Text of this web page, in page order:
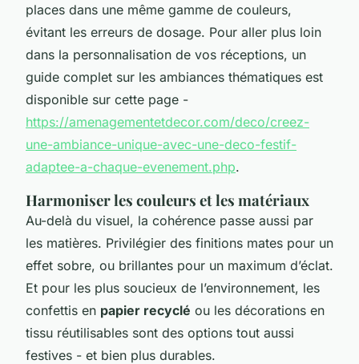
places dans une même gamme de couleurs,
évitant les erreurs de dosage. Pour aller plus loin
dans la personnalisation de vos réceptions, un
guide complet sur les ambiances thématiques est
disponible sur cette page -
https://amenagementetdecor.com/deco/creez-
une-ambiance-unique-avec-une-deco-festif-
adaptee-a-chaque-evenement.php.
Harmoniser les couleurs et les matériaux
Au-delà du visuel, la cohérence passe aussi par
les matières. Privilégier des finitions mates pour un
effet sobre, ou brillantes pour un maximum d’éclat.
Et pour les plus soucieux de l’environnement, les
confettis en papier recyclé ou les décorations en
tissu réutilisables sont des options tout aussi
festives - et bien plus durables.